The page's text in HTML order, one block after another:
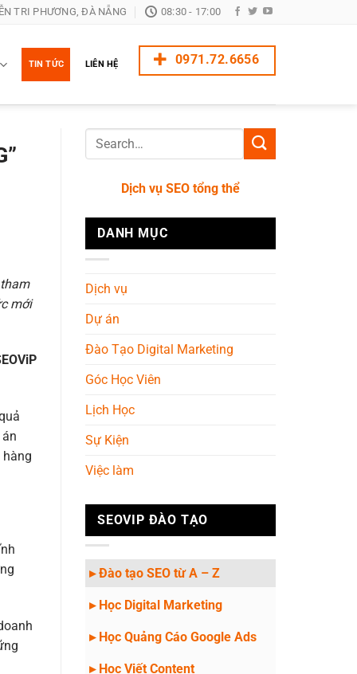
TRI PHƯƠNG, ĐÀ NẴNG 08:30 - 17:00
TIN TỨC LIÊN HỆ 0971.72.6656
mới
hàng
Dịch vụ SEO tổng thể
DANH MỤC
Dịch vụ
Dự án
Đào Tạo Digital Marketing
Góc Học Viên
Lịch Học
Sự Kiện
Việc làm
SEOVIP ĐÀO TẠO
▸ Đào tạo SEO từ A – Z
▸ Học Digital Marketing
▸ Học Quảng Cáo Google Ads
▸ Học Viết Content